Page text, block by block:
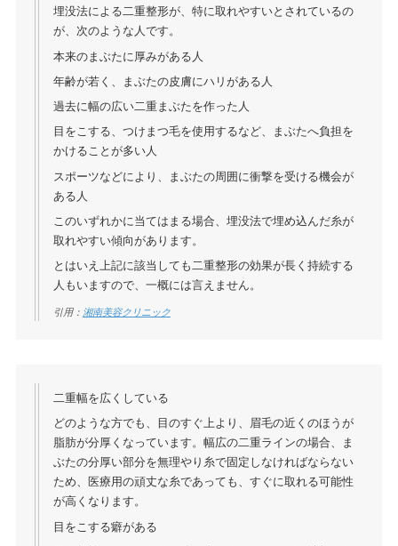
埋没法による二重整形が、特に取れやすいとされているの
が、次のような人です。
本来のまぶたに厚みがある人
年齢が若く、まぶたの皮膚にハリがある人
過去に幅の広い二重まぶたを作った人
目をこする、つけまつ毛を使用するなど、まぶたへ負担を
かけることが多い人
スポーツなどにより、まぶたの周囲に衝撃を受ける機会が
ある人
このいずれかに当てはまる場合、埋没法で埋め込んだ糸が
取れやすい傾向があります。
とはいえ上記に該当しても二重整形の効果が長く持続する
人もいますので、一概には言えません。
引用： 湘南美容クリニック
二重幅を広くしている
どのような方でも、目のすぐ上より、眉毛の近くのほうが
脂肪が分厚くなっています。幅広の二重ラインの場合、ま
ぶたの分厚い部分を無理やり糸で固定しなければならない
ため、医療用の頑丈な糸であっても、すぐに取れる可能性
が高くなります。
目をこする癖がある